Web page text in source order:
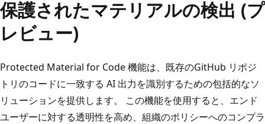
保護されたマテリアルの検出 (プ
レビュー)
Protected Material for Code 機能は、既存のGitHub リポジ
トリのコードに一致する AI 出力を識別するための包括的なソ
リューションを提供します。 この機能を使用すると、エンド
ユーザーに対する透明性を高め、組織のポリシーへのコンプラ